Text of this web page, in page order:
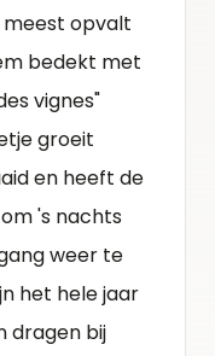
opvalt
bedekt met
vignes"
groeit
en heeft de
's nachts
weer te
het hele jaar
dragen bij